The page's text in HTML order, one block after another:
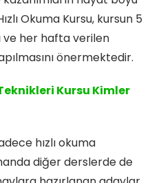
Okuma Kursu, kursun 5
ve her hafta verilen
önermektedir.
Kursu Kimler
hızlı okuma
diğer derslerde de